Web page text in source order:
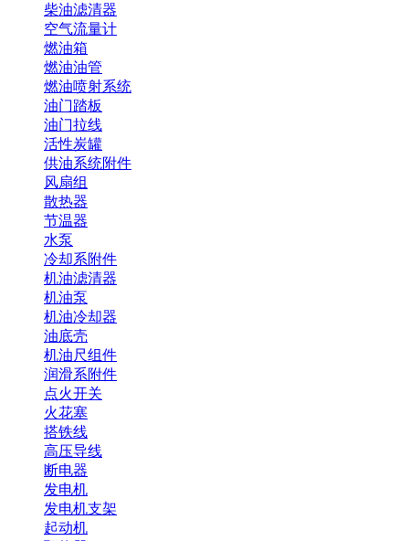
柴油滤清器
空气流量计
燃油箱
燃油油管
燃油喷射系统
油门踏板
油门拉线
活性炭罐
供油系统附件
风扇组
散热器
节温器
水泵
冷却系附件
机油滤清器
机油泵
机油冷却器
油底壳
机油尺组件
润滑系附件
点火开关
火花塞
搭铁线
高压导线
断电器
发电机
发电机支架
起动机